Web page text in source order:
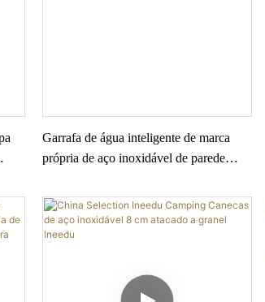
Garrafa de água inteligente de marca
própria de aço inoxidável de parede
temperatura1